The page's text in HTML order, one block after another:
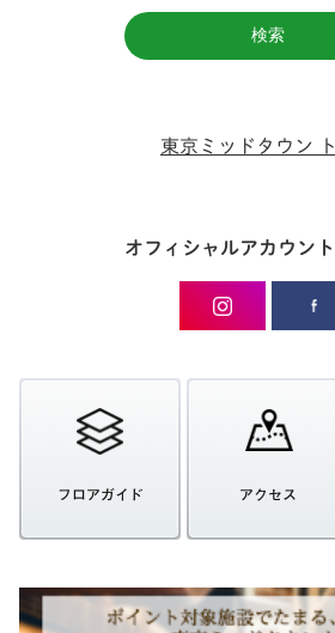
東京ミッドタウン
オフィシャルアカウン
フロアガイド アクセス